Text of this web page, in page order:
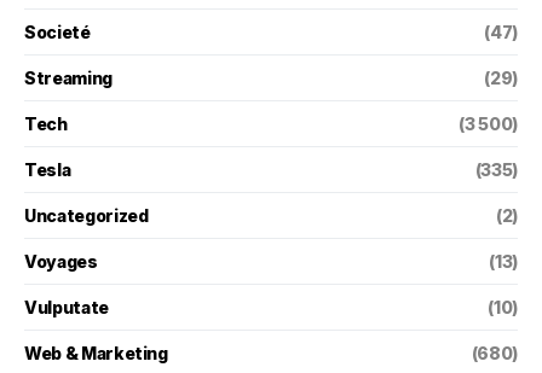
Societé (47)
Streaming (29)
Tech (3 500)
Tesla (335)
Uncategorized (2)
Voyages (13)
Vulputate (10)
Web & Marketing (680)